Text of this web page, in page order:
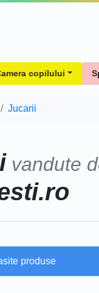
copilului
Jucarii
vandute
produse